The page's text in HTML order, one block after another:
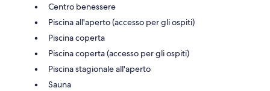
Centro benessere
Piscina all'aperto (accesso per gli ospiti)
Piscina coperta
Piscina coperta (accesso per gli ospiti)
Piscina stagionale all'aperto
Sauna